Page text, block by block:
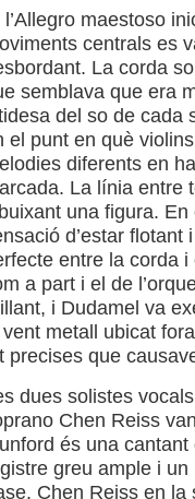
l’Allegro maestoso
centrals es
La corda
semblava que era
del so de cada
el punt en què
diferents en
La línia entre
una figura.
d’estar
entre la corda
a part i el de
i Dudamel va
metall ubicat
precises que
dues solistes
Chen Reiss
és una
greu ample i
Chen Reiss en la